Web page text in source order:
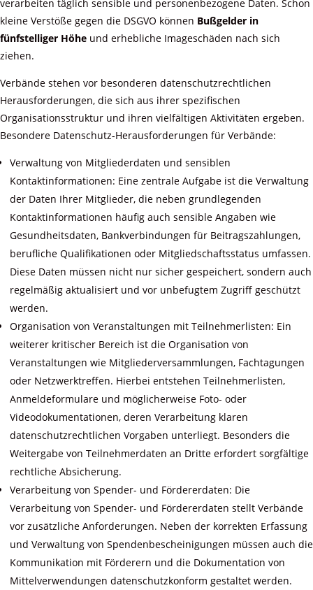
verarbeiten täglich sensible und personenbezogene Daten. Schon
kleine Verstöße gegen die DSGVO können Bußgelder in
fünfstelliger Höhe und erhebliche Imageschäden nach sich
ziehen.
Verbände stehen vor besonderen datenschutzrechtlichen
Herausforderungen, die sich aus ihrer spezifischen
Organisationsstruktur und ihren vielfältigen Aktivitäten ergeben.
Besondere Datenschutz-Herausforderungen für Verbände:
Verwaltung von Mitgliederdaten und sensiblen
Kontaktinformationen: Eine zentrale Aufgabe ist die Verwaltung
der Daten Ihrer Mitglieder, die neben grundlegenden
Kontaktinformationen häufig auch sensible Angaben wie
Gesundheitsdaten, Bankverbindungen für Beitragszahlungen,
berufliche Qualifikationen oder Mitgliedschaftsstatus umfassen.
Diese Daten müssen nicht nur sicher gespeichert, sondern auch
regelmäßig aktualisiert und vor unbefugtem Zugriff geschützt
werden.
Organisation von Veranstaltungen mit Teilnehmerlisten: Ein
weiterer kritischer Bereich ist die Organisation von
Veranstaltungen wie Mitgliederversammlungen, Fachtagungen
oder Netzwerktreffen. Hierbei entstehen Teilnehmerlisten,
Anmeldeformulare und möglicherweise Foto- oder
Videodokumentationen, deren Verarbeitung klaren
datenschutzrechtlichen Vorgaben unterliegt. Besonders die
Weitergabe von Teilnehmerdaten an Dritte erfordert sorgfältige
rechtliche Absicherung.
Verarbeitung von Spender- und Fördererdaten: Die
Verarbeitung von Spender- und Fördererdaten stellt Verbände
vor zusätzliche Anforderungen. Neben der korrekten Erfassung
und Verwaltung von Spendenbescheinigungen müssen auch die
Kommunikation mit Förderern und die Dokumentation von
Mittelverwendungen datenschutzkonform gestaltet werden.